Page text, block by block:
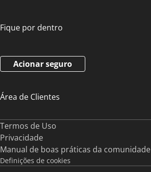
Fique por dentro
Acionar seguro
Área de Clientes
Termos de Uso
Privacidade
Manual de boas práticas da comunidade
Definições de cookies